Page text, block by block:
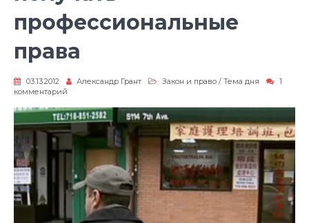
профессиональные
права
03.13.2012 Александр Грант Закон и право / Тема дня
1
комментарий
Владелец
бруклинской
автошколы
получать
профессиональные
права